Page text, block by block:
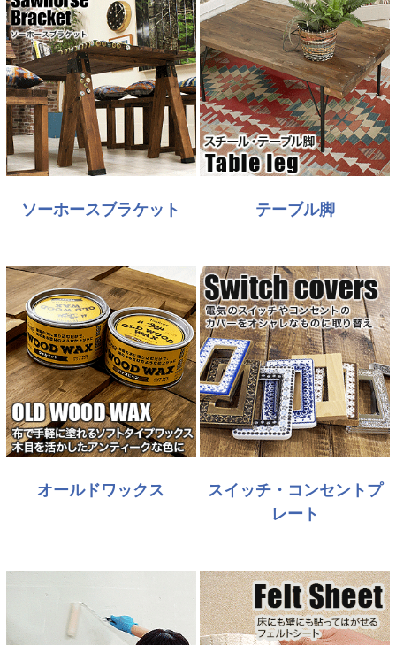
ソーホースブラケット テーブル脚
オールドワックス
スイッチ・コンセントプ
レート